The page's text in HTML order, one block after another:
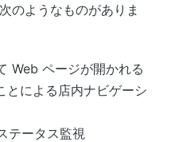
のようなものがありま
Web ページが開かれる
とによる店内ナビゲーシ
テータス監視